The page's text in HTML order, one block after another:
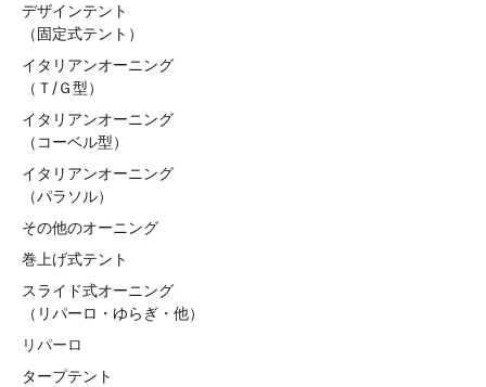
デザインテント
（固定式テント）
イタリアンオーニング
（Ｔ/Ｇ型）
イタリアンオーニング
（コーベル型）
イタリアンオーニング
（パラソル）
その他のオーニング
巻上げ式テント
スライド式オーニング
（リパーロ・ゆらぎ・他）
リパーロ
タープテント